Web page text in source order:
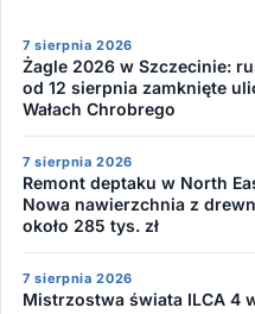
7 sierpnia 2026
Żagle 2026 w Szczecinie:
od 12 sierpnia zamknięte
Wałach Chrobrego
7 sierpnia 2026
Remont deptaku w North
Nowa nawierzchnia z
około 285 tys. zł
7 sierpnia 2026
Mistrzostwa świata ILCA 4